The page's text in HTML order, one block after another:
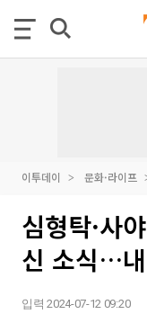
이투데이 문화·라이프
심형탁·사
신 소식…
입력 2024-07-12 09:20